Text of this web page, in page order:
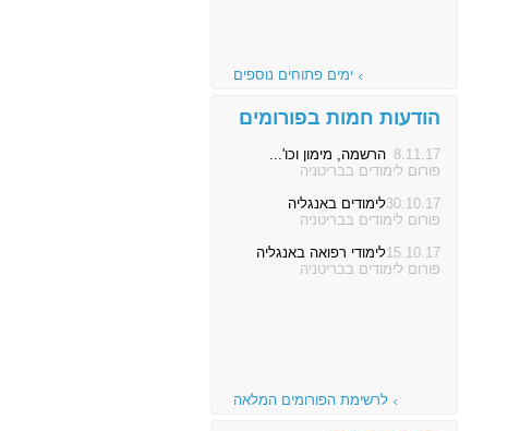
ימים פתוחים נוספים
הודעות חמות בפורומים
8.11.17 הרשמה, מימון וכו'...
פורום לימודים בבריטניה
30.10.17לימודים באנגליה
פורום לימודים בבריטניה
15.10.17לימודי רפואה באנגליה
פורום לימודים בבריטניה
לרשימת הפורומים המלאה